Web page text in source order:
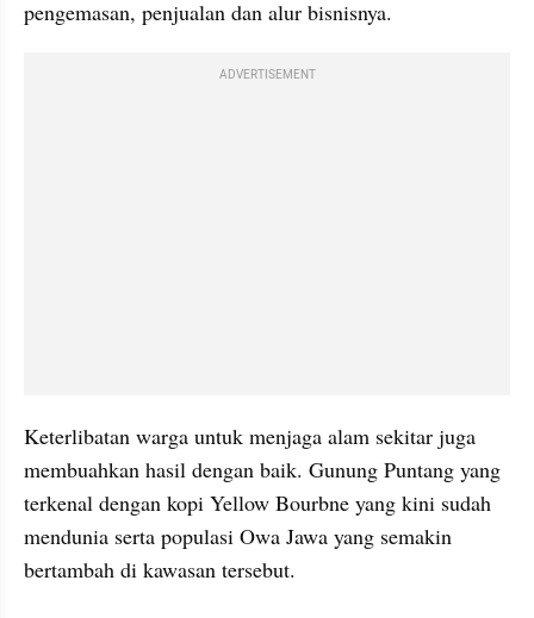
pengemasan, penjualan dan alur bisnisnya.
ADVERTISEMENT
Keterlibatan warga untuk menjaga alam sekitar juga
membuahkan hasil dengan baik. Gunung Puntang yang
terkenal dengan kopi Yellow Bourbne yang kini sudah
mendunia serta populasi Owa Jawa yang semakin
bertambah di kawasan tersebut.